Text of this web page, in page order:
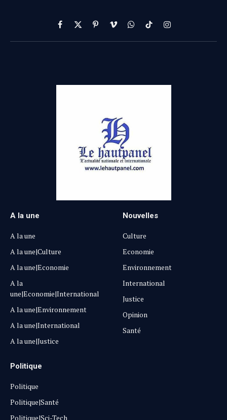
Facebook
X
(Twitter)
PinterestVimeoWhatsApp
TikTokInstagram
A la une
A la une
A la une|Culture
A la une|Economie
A la
une|Economie|International
A la une|Environnement
A la une|International
A la une|Justice
Nouvelles
Culture
Economie
Environnement
International
Justice
Opinion
Santé
Politique
Politique
Politique|Santé
Politique|Sci-Tech